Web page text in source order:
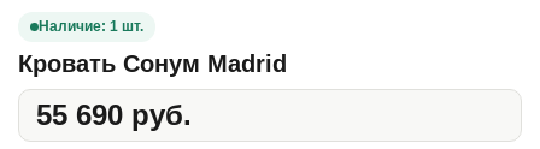
Наличие: 1 шт.
Кровать Сонум Madrid
55 690 руб.